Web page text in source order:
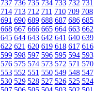
737 736 735 734 733 732 731
714 713 712 711 710 709 708
691 690 689 688 687 686 685
668 667 666 665 664 663 662
645 644 643 642 641 640 639
622 621 620 619 618 617 616
599 598 597 596 595 594 593
576 575 574 573 572 571 570
553 552 551 550 549 548 547
530 529 528 527 526 525 524